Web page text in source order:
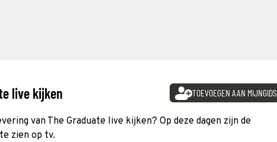
live kijken TOEVOEGEN AAN MIJNGIDS
van The Graduate live kijken? Op deze dagen zijn de
zien op tv.